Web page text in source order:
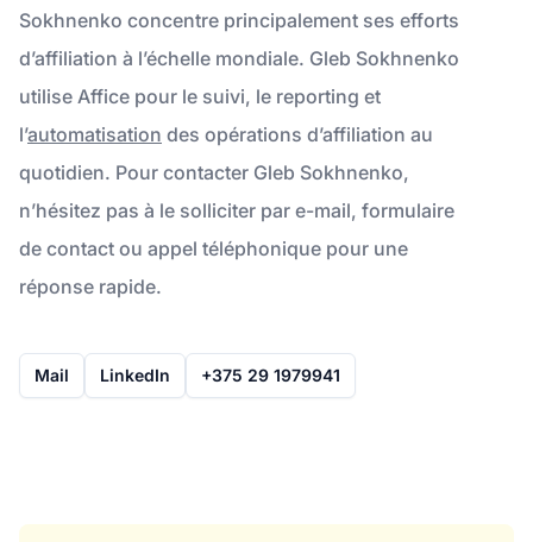
Sokhnenko concentre principalement ses efforts
d’affiliation à l’échelle mondiale. Gleb Sokhnenko
utilise Affice pour le suivi, le reporting et
l’automatisation des opérations d’affiliation au
quotidien. Pour contacter Gleb Sokhnenko,
n’hésitez pas à le solliciter par e-mail, formulaire
de contact ou appel téléphonique pour une
réponse rapide.
Mail LinkedIn +375 29 1979941